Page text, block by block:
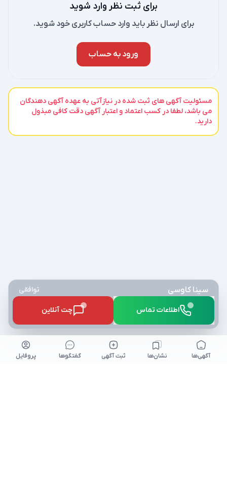
برای ثبت نظر وارد شوید
برای ارسال نظر باید وارد حساب کاربری خود شوید.
ورود به حساب
مسئولیت آگهی های ثبت شده در نیازآتی به عهده آگهی دهندگان
می باشد، لطفا در کسب اعتماد و اعتبار آگهی دقت کافی مبذول
دارید.
سینا کاوسی توافقی
اطلاعات تماس چت آنلاین
آگهی‌ها نشان‌ها ثبت آگهی گفتگو‌ها پروفایل